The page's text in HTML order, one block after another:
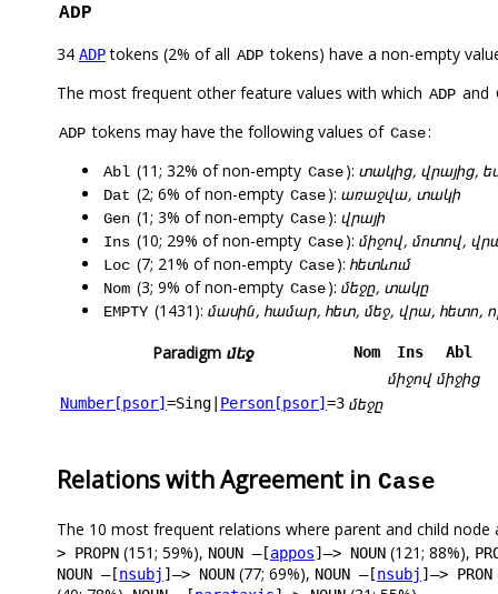
ADP
34 ADPtokens (2% of all ADP tokens) have a non-empty
The most frequent other feature values with which ADP and
ADP tokens may have the following values of Case:
Abl (11; 32% of non-empty Case): տակից, վրայից,
Dat (2; 6% of non-empty Case): առաջվա, տակի
Gen (1; 3% of non-empty Case): վրայի
Ins (10; 29% of non-empty Case): միջով, մոտով,
Loc (7; 21% of non-empty Case): հետևում
Nom (3; 9% of non-empty Case): մեջը, տակը
EMPTY (1431): մասին, համար, հետ, մեջ, վրա, հետո,
Paradigm մեջ Nom Ins Abl
միջով միջից
Number[psor] =Sing Person[psor] =3 մեջը
Relations with Agreement in Case
The 10 most frequent relations where parent and child node
> PROPN (151; 59%), NOUN –[appos]–> NOUN (121; 88%),
NOUN –[nsubj ]–> NOUN (77; 69%), NOUN –[nsubj ]–> PRON